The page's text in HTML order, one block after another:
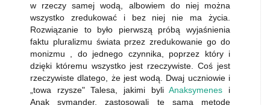
w rzeczy samej wodą, albowiem do niej można
wszystko zredukować i bez niej nie ma życia.
Rozwiązanie to było pierwszą próbą wyjaśnienia
faktu pluralizmu świata przez zredukowanie go do
monizmu , do jednego czynnika, poprzez który i
dzięki któremu wszystko jest rzeczywiste. Coś jest
rzeczywiste dlatego, że jest wodą. Dwaj uczniowie i
„towa rzysze" Talesa, jakimi byliAnaksymenes i
Anak symander, zastosowali tę samą metodę